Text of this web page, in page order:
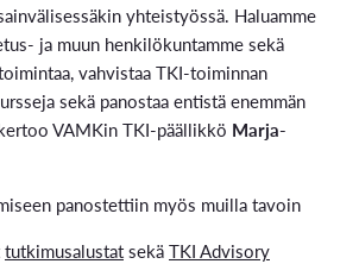
yhteistyössä. Haluamme
ja muun henkilökuntamme sekä
vahvistaa TKI-toiminnan
sekä panostaa entistä enemmän
VAMKin TKI-päällikkö Marja-
panostettiin myös muilla tavoin
tutkimusalustatsekäTKI Advisory